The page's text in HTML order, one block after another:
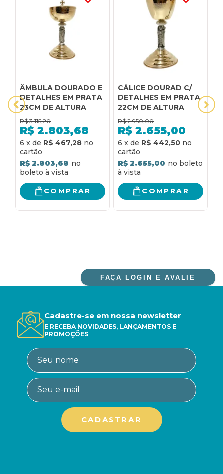
ÂMBULA DOURADO E
DETALHES EM PRATA
23CM DE ALTURA
R$ 3.115,20
R$ 2.803,68
6 x de R$ 467,28
R$ 2.803,68
COMPRAR
CÁLICE DOURAD C/
DETALHES EM PRATA
22CM DE ALTURA
R$ 2.950,00
R$ 2.655,00
6 x de R$ 442,50
R$ 2.655,00
COMPRAR
FAÇA LOGIN E AVALIE
Cadastre-se em nossa newsletter
E RECEBA NOVIDADES, LANÇAMENTOS E
PROMOÇÕES